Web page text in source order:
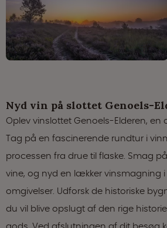
Nyd vin på slottet Genoels-
Oplev vinslottet Genoels-Elderen, en
Tag på en fascinerende rundtur i
processen fra drue til flaske. Smag
vine, og nyd en lækker vinsmagning
omgivelser. Udforsk de historiske
du vil blive opslugt af den rige